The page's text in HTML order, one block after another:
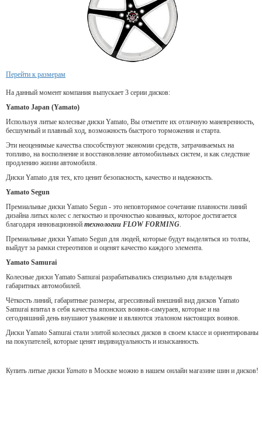
Перейти к размерам
На данный момент компания выпускает 3 серии дисков:
Yamato Japan (Yamato)
Используя литые колесные диски Yamato, Вы отметите их отличную маневренность,
бесшумный и плавный ход, возможность быстрого торможения и старта.
Эти неоценимые качества способствуют экономии средств, затрачиваемых на
топливо, на восполнение и восстановление автомобильных систем, и как следствие
продлению жизни автомобиля.
Диски Yamato для тех, кто ценит безопасность, качество и надежность.
Yamato Segun
Премиальные диски Yamato Segun - это неповторимое сочетание плавности линий
дизайна литых колес с легкостью и прочностью кованных, которое достигается
благодаря инновационной технологии FLOW FORMING.
Премиальные диски Yamato Segun для людей, которые будут выделяться из толпы,
выйдут за рамки стереотипов и оценят качество каждого элемента.
Yamato Samurai
Колесные диски Yamato Samurai разрабатывались специально для владельцев
габаритных автомобилей.
Чёткость линий, габаритные размеры, агрессивный внешний вид дисков Yamato
Samurai впитал в себя качества японских воинов-самураев, которые и на
сегодняшний день внушают уважение и являются эталоном настоящих воинов.
Диски Yamato Samurai стали элитой колесных дисков в своем классе и ориентированы
на покупателей, которые ценят индивидуальность и изысканность.
Купить литые диски Yamato в Москве можно в нашем онлайн магазине шин и дисков!